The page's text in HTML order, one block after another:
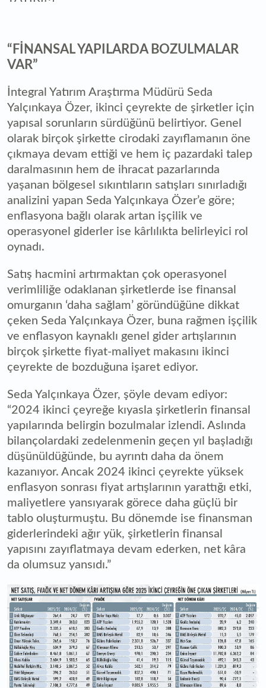
“FİNANSAL YAPILARDA BOZULMALAR
VAR”
İntegral Yatırım Araştırma Müdürü Seda
Yalçınkaya Özer, ikinci çeyrekte de şirketler için
yapısal sorunların sürdüğünü belirtiyor. Genel
olarak birçok şirkette cirodaki zayıflamanın öne
çıkmaya devam ettiği ve hem iç pazardaki talep
daralmasının hem de ihracat pazarlarında
yaşanan bölgesel sıkıntıların satışları sınırladığı
analizini yapan Seda Yalçınkaya Özer’e göre;
enflasyona bağlı olarak artan işçilik ve
operasyonel giderler ise kârlılıkta belirleyici rol
oynadı.
Satış hacmini artırmaktan çok operasyonel
verimliliğe odaklanan şirketlerde ise finansal
omurganın ‘daha sağlam’ göründüğüne dikkat
çeken Seda Yalçınkaya Özer, buna rağmen işçilik
ve enflasyon kaynaklı genel gider artışlarının
birçok şirkette fiyat-maliyet makasını ikinci
çeyrekte de bozduğuna işaret ediyor.
Seda Yalçınkaya Özer, şöyle devam ediyor:
“2024 ikinci çeyreğe kıyasla şirketlerin finansal
yapılarında belirgin bozulmalar izlendi. Aslında
bilançolardaki zedelenmenin geçen yıl başladığı
düşünüldüğünde, bu ayrıntı daha da önem
kazanıyor. Ancak 2024 ikinci çeyrekte yüksek
enflasyon sonrası fiyat artışlarının yarattığı etki,
maliyetlere yansıyarak görece daha güçlü bir
tablo oluşturmuştu. Bu dönemde ise finansman
giderlerindeki ağır yük, şirketlerin finansal
yapısını zayıflatmaya devam ederken, net kâra
da olumsuz yansıdı.”